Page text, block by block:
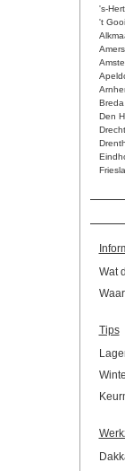
's-
't Gooi
Breda
Den
Wat
Tips